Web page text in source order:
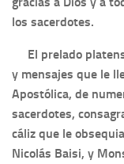
los sacerdotes.
El prelado
y mensajes que le
Apostólica, de
sacerdotes,
cáliz que le
Nicolás Baisi, y